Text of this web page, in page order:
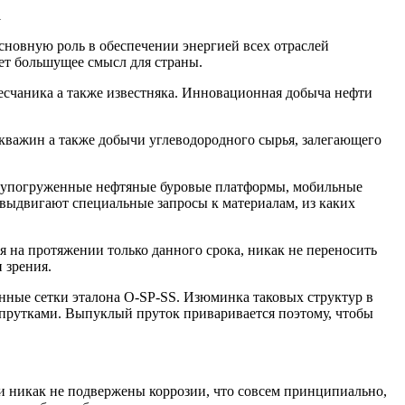
роль в обеспечении энергией всех отраслей
большущее смысл для страны.
а также известняка. Инновационная добыча нефти
а также добычи углеводородного сырья, залегающего
нефтяные буровые платформы, мобильные
специальные запросы к материалам, из каких
протяжении только данного срока, никак не переносить
зрения.
сетки эталона O-SP-SS. Изюминка таковых структур в
Выпуклый пруток приваривается поэтому, чтобы
никак не подвержены коррозии, что совсем принципиально,